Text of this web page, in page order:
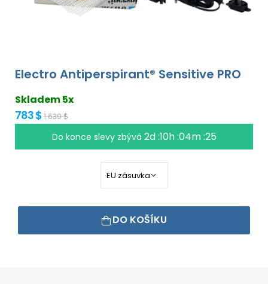
Electro Antiperspirant® Sensitive PRO
Skladem 5x
783 $ 1 639 $
Do konce slevy zbývá 2d :10h :04m :24
DO KOŠÍKU